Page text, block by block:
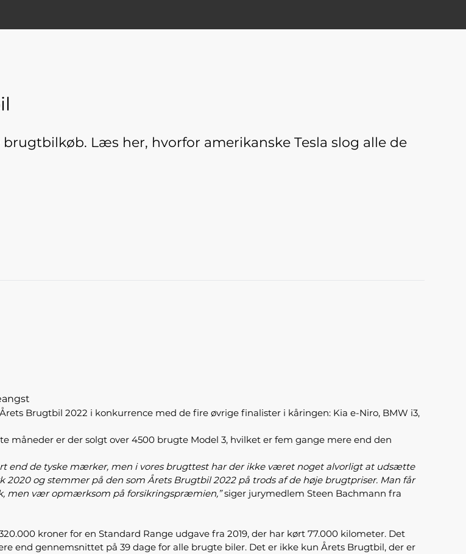
Læs her, hvorfor amerikanske Tesla slog alle de
Brugtbil 2022 i konkurrence med de fire øvrige finalister i kåringen: Kia e-Niro, BMW i3,
er der solgt over 4500 brugte Model 3, hvilket er fem gange mere end den
end de tyske mærker, men i vores brugttest har der ikke været noget alvorligt at udsætte
og stemmer på den som Årets Brugtbil 2022 på trods af de høje brugtpriser. Man får
men vær opmærksom på forsikringspræmien,”siger jurymedlem Steen Bachmann fra
kroner for en Standard Range udgave fra 2019, der har kørt 77.000 kilometer. Det
end gennemsnittet på 39 dage for alle brugte biler. Det er ikke kun Årets Brugtbil, der er